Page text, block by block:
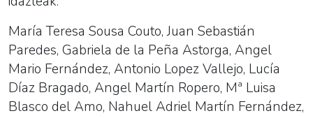
María Teresa Sousa Couto, Juan Sebastián
Paredes, Gabriela de la Peña Astorga, Angel
Mario Fernández, Antonio Lopez Vallejo, Lucía
Díaz Bragado, Angel Martín Ropero, Mª Luisa
Blasco del Amo, Nahuel Adriel Martín Fernández,